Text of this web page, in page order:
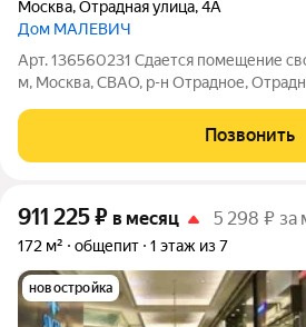
Москва,Отрадная улица,4А
Дом МАЛЕВИЧ
Арт. 136560231 Сдается помещение
м, Москва, СВАО, р-н Отрадное,
мин.), Владыкино (23 мин.),
нежилого
Позвонить
911 225₽ в месяц 5 298 ₽ за
172 м² общепит 1 этаж из 7
новостройка